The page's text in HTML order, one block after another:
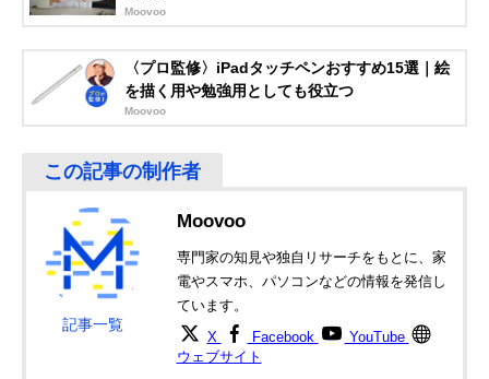
Moovoo
〈プロ監修〉iPadタッチペンおすすめ15選｜絵
を描く用や勉強用としても役立つ
Moovoo
記事一覧
Moovoo
専門家の知見や独自リサーチをもとに、家
電やスマホ、パソコンなどの情報を発信し
ています。
X Facebook
YouTube
ウェブサイト